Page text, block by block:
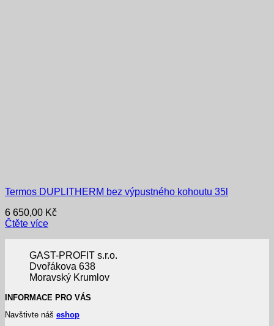
Termos DUPLITHERM bez výpustného kohoutu 35l
6 650,00 Kč
Čtěte více
GAST-PROFIT s.r.o.
Dvořákova 638
Moravský Krumlov
INFORMACE PRO VÁS
Navštivte náš eshop